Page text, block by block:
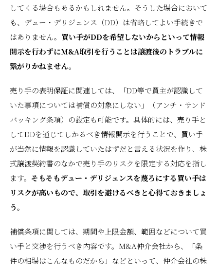
してくる場合もあるかもしれません。そうした場合において
も、デュー・デリジェンス（DD）は省略してよい手続きで
はありません。 買い手がDDを希望しないからといって情報
開示を行わずにM&A取引を行うことは譲渡後のトラブルに
繋がりかねません。
売り手の表明保証に関連しては、「DD等で買主が認識して
いた事項については補償の対象にしない」（アンチ・サンド
バッキング条項）の設定も可能です。具体的には、売り手と
してDDを通じてしかるべき情報開示を行うことで、買い手
が当然に情報を認識していたはずだと言える状況を作り、株
式譲渡契約書のなかで売り手のリスクを限定する対応を指し
ます。 そもそもデュー・デリジェンスを蔑ろにする買い手は
リスクが高いもので、取引を避けるべきと心得ておきましょ
う。
補償条項に関しては、期間や上限金額、範囲などについて買
い手と交渉を行うべき内容です。M&A仲介会社から、「条
件の相場はこんなものだから」などといって、仲介会社の株